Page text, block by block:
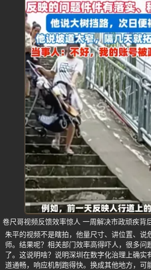
卷尺哥视频反馈效率惊人 一周解决市政顽疾背
朱平的视频不是瞎拍，他量尺寸、讲位置、说
师。结果呢？相关部门效率高得吓人，很多问
了。这说明啥？说明深圳在数字化治理上确实
道通畅，响应机制跑得快。换成其他地方，可